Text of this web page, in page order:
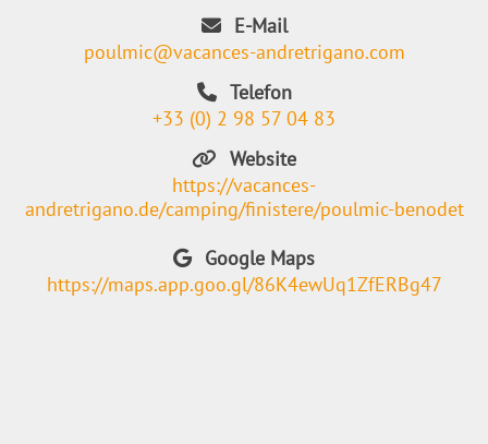
E-Mail
poulmic@vacances-andretrigano.com
Telefon
+33 (0) 2 98 57 04 83
Website
https://vacances-
andretrigano.de/camping/finistere/poulmic-benodet
Google Maps
https://maps.app.goo.gl/86K4ewUq1ZfERBg47